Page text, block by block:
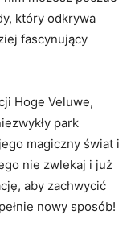
który odkrywa
fascynujący​
Hoge Veluwe,
park
magiczny świat i
nie zwlekaj i już
⁤aby zachwycić
nowy ‌sposób!